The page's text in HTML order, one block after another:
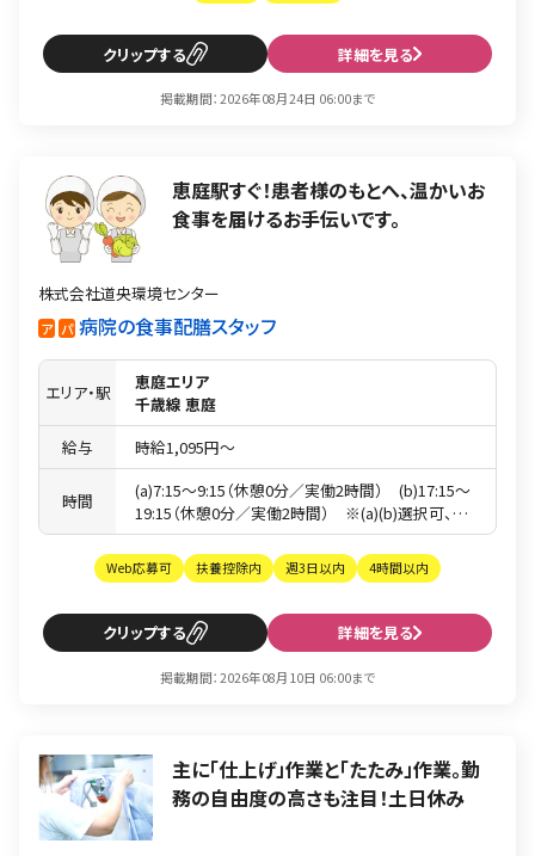
クリップ 詳細を見る
掲載期間：2026年08月24日 06:00まで
恵庭駅すぐ！患者様のもとへ、温かいお
食事を届けるお手伝いです。
株式会社道央環境センター
ア パ 病院の食事配膳スタッフ
エリア・駅
恵庭エリア
千歳線 恵庭
給与
時給1,095円〜
時間
(a)7:15〜9:15（休憩0分／実働2時間） (b)17:15〜
19:15（休憩0分／実働2時間） ※(a)(b)選択可、ま
たは組合せもOK
Web応募可 扶養控除内 週3日以内 4時間以内
クリップ 詳細を見る
掲載期間：2026年08月10日 06:00まで
主に「仕上げ」作業と「たたみ」作業。勤
務の自由度の高さも注目！土日休み